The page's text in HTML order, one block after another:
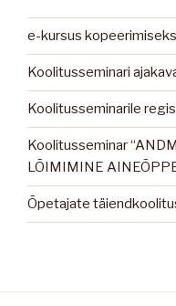
e-kursus
Koolitusseminari
Koolitusseminarile
Koolitusseminar
LÕIMIMINE
Õpetajate